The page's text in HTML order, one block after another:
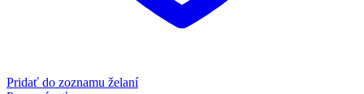
Pridať do zoznamu želaní